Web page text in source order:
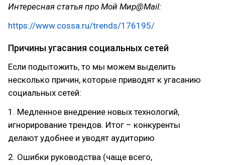
Интересная статья про Мой Мир@Mail:
https://www.cossa.ru/trends/176195/
Причины угасания социальных сетей
Если подытожить, то мы можем выделить
несколько причин, которые приводят к угасанию
социальных сетей:
1. Медленное внедрение новых технологий,
игнорирование трендов. Итог – конкуренты
делают удобнее и уводят аудиторию
2. Ошибки руководства (чаще всего,